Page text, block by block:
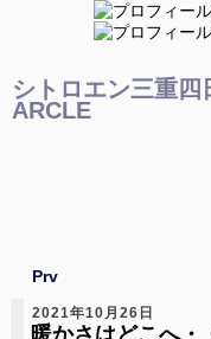
シトロエン三重
ARCLE
Prv
2021年10月26日
暖かさはどこへ・